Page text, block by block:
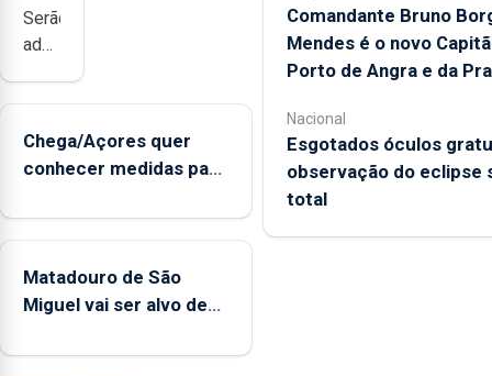
Serão
adquiridos
instrumentos
uma
harpa,
permitindo
reforçar
condições
Chega/Açores quer
conhecer medidas para
pública regional
Matadouro de São
Miguel vai ser alvo de
Comandante Bruno
Mendes é o novo
Porto de Angra e da
Nacional
Esgotados óculos
observação do eclipse
total